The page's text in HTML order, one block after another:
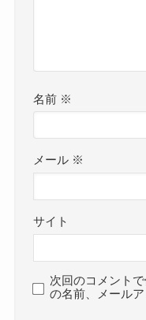
名前 ※
メール ※
サイト
次回のコメント
の名前、メール